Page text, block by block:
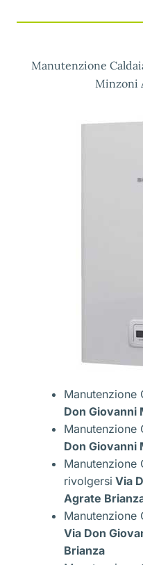
Manutenzione
Minzoni
Manutenzione
Don Giovanni
Manutenzione
Don Giovanni
Manutenzione
rivolgersi Via
Agrate
Manutenzione
Via Don
Brianza